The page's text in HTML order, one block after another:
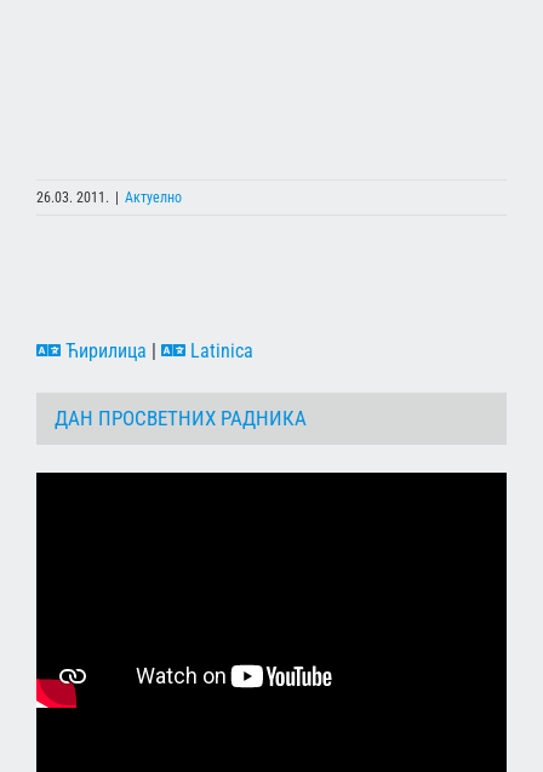
26.03. 2011. | Актуелно
Ћирилица | Latinica
ДАН ПРОСВЕТНИХ РАДНИКА